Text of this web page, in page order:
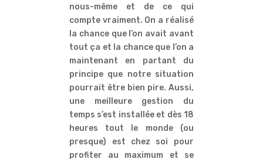
nous-même et de ce qui
compte vraiment. On a réalisé
la chance que l’on avait avant
tout ça et la chance que l’on a
maintenant en partant du
principe que notre situation
pourrait être bien pire. Aussi,
une meilleure gestion du
temps s’est installée et dès 18
heures tout le monde (ou
presque) est chez soi pour
profiter au maximum et se